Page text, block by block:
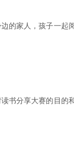
家人，孩子一起
分享大赛的目的